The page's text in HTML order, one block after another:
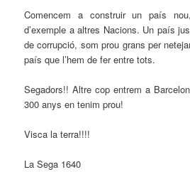
Comencem a construir un país
d’exemple a altres Nacions. Un país
de corrupció, som prou grans per
país que l’hem de fer entre tots.
Segadors!! Altre cop entrem a
300 anys en tenim prou!
Visca la terra!!!!
La Sega 1640